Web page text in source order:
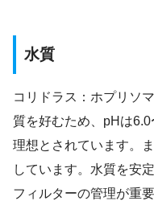
水質
コリドラス：ホプリソ
質を好むため、pHは
理想とされています。
しています。水質を安
フィルターの管理が重要